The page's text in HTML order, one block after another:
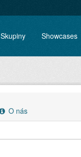
Skupiny Showcases
O nás